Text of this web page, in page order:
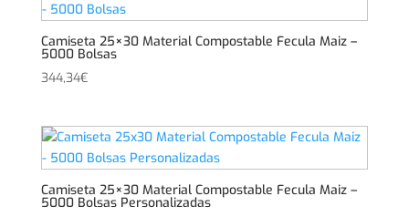
Camiseta 25×30 Material Compostable Fecula Maiz –
5000 Bolsas
344,34€
Camiseta 25×30 Material Compostable Fecula Maiz –
5000 Bolsas Personalizadas